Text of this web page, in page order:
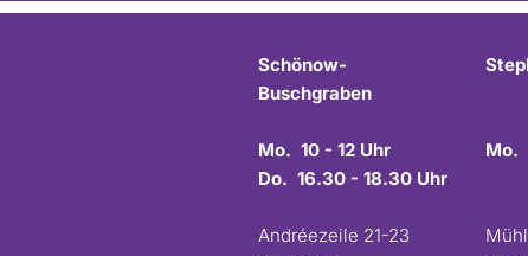
Schönow-
Buschgraben
Mo. 10 - 12 Uhr
Do. 16.30 - 18.30 Uhr
Andréezeile 21-23
Mo.